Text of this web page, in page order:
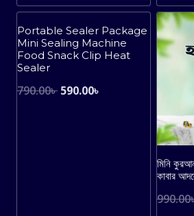
Sale!
Portable Sealer Package
Mini Sealing Machine
Food Snack Clip Heat
Sealer
790.00৳ Original
590.00৳
মিনি
কাবার
990.00